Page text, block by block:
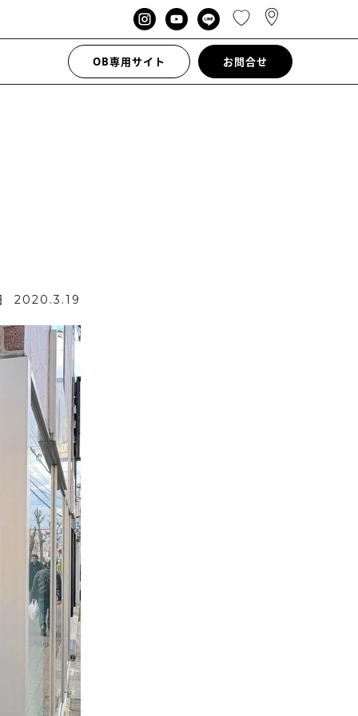
OB専用サイト お問合せ
2020.3.19